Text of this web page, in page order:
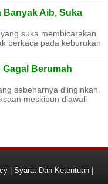
Banyak Aib, Suka
suka membicarakan
berkaca pada keburukan
Berumah
sebenarnya diinginkan.
meskipun diawali
| Syarat Dan Ketentuan |